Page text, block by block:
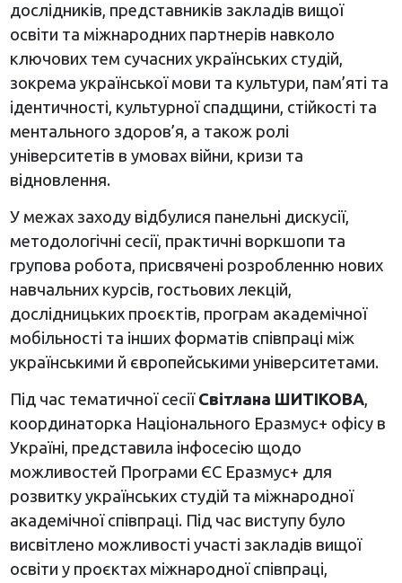
дослідників, представників закладів вищої
освіти та міжнародних партнерів навколо
ключових тем сучасних українських студій,
зокрема української мови та культури, пам’яті та
ідентичності, культурної спадщини, стійкості та
ментального здоров’я, а також ролі
університетів в умовах війни, кризи та
відновлення.
У межах заходу відбулися панельні дискусії,
методологічні сесії, практичні воркшопи та
групова робота, присвячені розробленню нових
навчальних курсів, гостьових лекцій,
дослідницьких проєктів, програм академічної
мобільності та інших форматів співпраці між
українськими й європейськими університетами.
Під час тематичної сесії Світлана ШИТІКОВА,
координаторка Національного Еразмус+ офісу в
Україні, представила інфосесію щодо
можливостей Програми ЄС Еразмус+ для
розвитку українських студій та міжнародної
академічної співпраці. Під час виступу було
висвітлено можливості участі закладів вищої
освіти у проєктах міжнародної співпраці,